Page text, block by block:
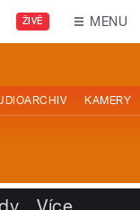
ŽIVĚ MENU
KAMERY